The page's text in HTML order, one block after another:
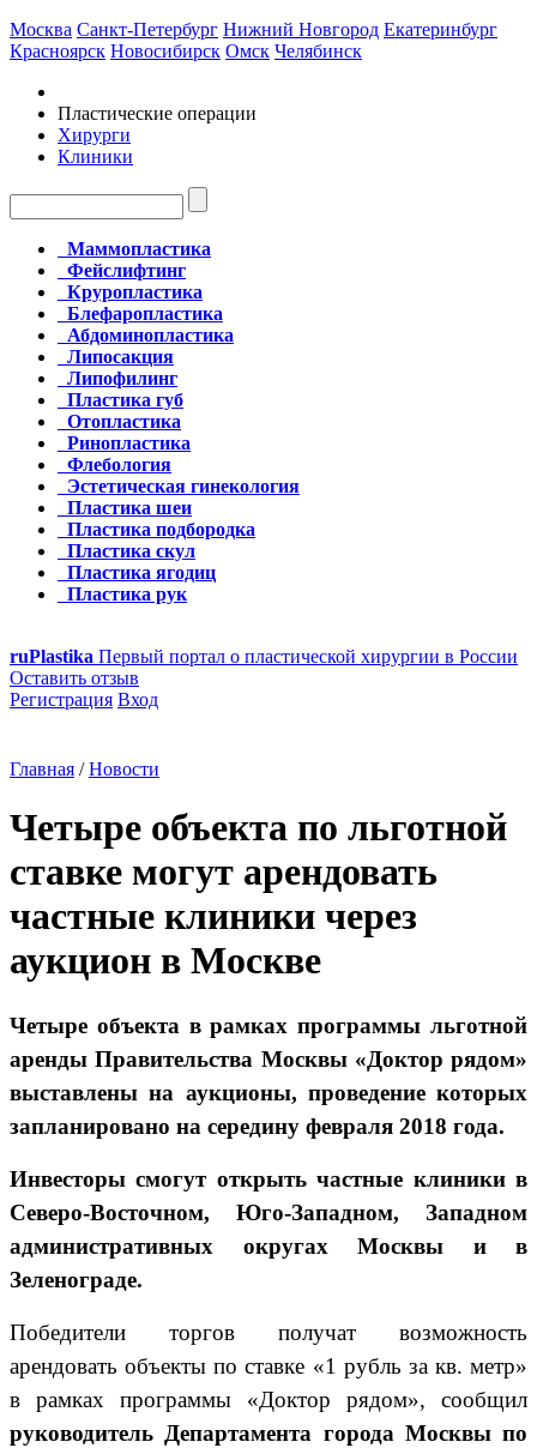
Москва Санкт-Петербург Нижний Новгород Екатеринбург
Красноярск Новосибирск Омск Челябинск
Пластические операции
Хирурги
Клиники
Маммопластика
Фейслифтинг
Круропластика
Блефаропластика
Абдоминопластика
Липосакция
Липофилинг
Пластика губ
Отопластика
Ринопластика
Флебология
Эстетическая гинекология
Пластика шеи
Пластика подбородка
Пластика скул
Пластика ягодиц
Пластика рук
ruPlastika Первый портал о пластической хирургии в России
Оставить отзыв
Регистрация Вход
Главная / Новости
Четыре объекта по льготной
ставке могут арендовать
частные клиники через
аукцион в Москве
Четыре объекта в рамках программы льготной
аренды Правительства Москвы «Доктор рядом»
выставлены на аукционы, проведение которых
запланировано на середину февраля 2018 года.
Инвесторы смогут открыть частные клиники в
Северо-Восточном, Юго-Западном, Западном
административных округах Москвы и в
Зеленограде.
Победители торгов получат возможность
арендовать объекты по ставке «1 рубль за кв. метр»
в рамках программы «Доктор рядом», сообщил
руководитель Департамента города Москвы по